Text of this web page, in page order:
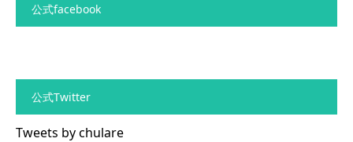
公式facebook
公式Twitter
Tweets by chulare